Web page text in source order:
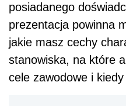
posiadanego
prezentacja powinna
jakie masz cechy
stanowiska, na które
cele zawodowe i